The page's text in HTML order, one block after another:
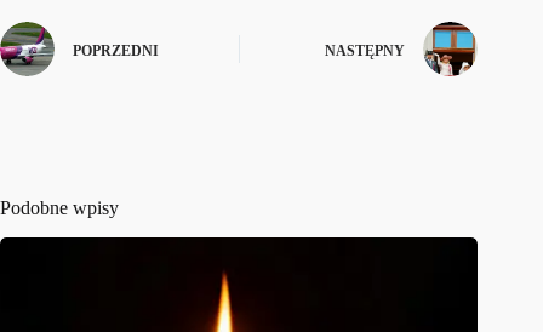
POPRZEDNI NASTĘPNY
Podobne wpisy